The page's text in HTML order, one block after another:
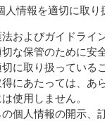
人情報を適切に取り
およびガイドライ
な保管のために安
に取り扱っている
にあたっては、あ
使用しません。
個人情報の開示、